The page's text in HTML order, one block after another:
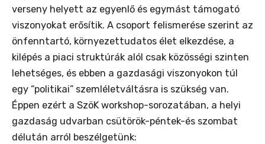
verseny helyett az egyenlő és egymást támogató
viszonyokat erősítik. A csoport felismerése szerint az
önfenntartó, környezettudatos élet elkezdése, a
kilépés a piaci struktúrák alól csak közösségi szinten
lehetséges, és ebben a gazdasági viszonyokon túl
egy “politikai” szemléletváltásra is szükség van.
Éppen ezért a SzöK workshop-sorozatában, a helyi
gazdaság udvarban csütörök-péntek-és szombat
délután arról beszélgetünk: